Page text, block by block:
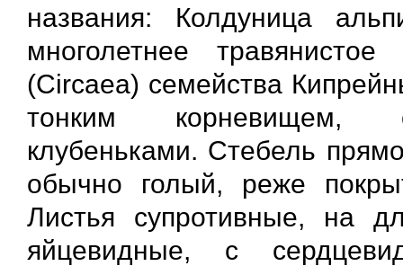
названия: Колдуница
многолетнее
(Circaea) семейства
тонким корневищем,
клубеньками. Стебель
обычно голый, реже
Листья супротивные, на
яйцевидные, с